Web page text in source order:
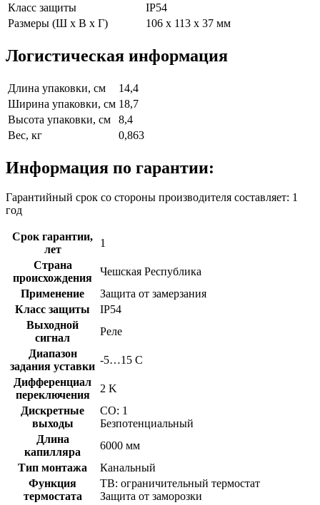
Класс защиты
IP54
Размеры (Ш х В х Г)
106 x 113 x 37 мм
Логистическая информация
Длина упаковки, см
14,4
Ширина упаковки, см 18,7
Высота упаковки, см
8,4
Вес, кг
0,863
Информация по гарантии:
Гарантийный срок со стороны производителя составляет: 1
год
Срок гарантии,
лет
1
Страна
происхождения
Чешская Республика
Применение
Защита от замерзания
Класс защиты
IP54
Выходной
сигнал
Реле
Диапазон
задания уставки
-5…15 C
Дифференциал
переключения
2 K
Дискретные
выходы
CO: 1
Безпотенциальный
Длина
капилляра
6000 мм
Тип монтажа
Канальный
Функция
термостата
TB: ограничительный термостат
Защита от заморозки